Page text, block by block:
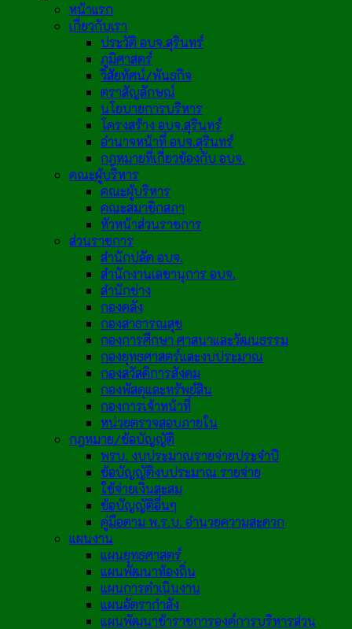
หน้าแรก
เกี่ยวกับเรา
ประวัติ อบจ.สุรินทร์
ภูมิศาสตร์
วิสัยทัศน์/พันธกิจ
ตราสัญลักษณ์
นโยบายการบริหาร
โครงสร้าง อบจ.สุรินทร์
อำนาจหน้าที่ อบจ.สุรินทร์
กฎหมายที่เกี่ยวข้องกับ อบจ.
คณะผู้บริหาร
คณะผู้บริหาร
คณะสมาชิกสภา
หัวหน้าส่วนราชการ
ส่วนราชการ
สำนักปลัด อบจ.
สำนักงานเลขานุการ อบจ.
สำนักช่าง
กองคลัง
กองสาธารณสุข
กองการศึกษา ศาสนาและวัฒนธรรม
กองยุทธศาสตร์และงบประมาณ
กองสวัสดิการสังคม
กองพัสดุและทรัพย์สิน
กองการเจ้าหน้าที่
หน่วยตรวจสอบภายใน
กฎหมาย/ข้อบัญญัติ
พรบ. งบประมาณรายจ่ายประจำปี
ข้อบัญญัติงบประมาณ รายจ่าย
ใช้จ่ายเงินสะสม
ข้อบัญญัติอื่นๆ
คู่มือตาม พ.ร.บ. อำนวยความสะดวก
แผนงาน
แผนยุทธศาสตร์
แผนพัฒนาท้องถิ่น
แผนการดำเนินงาน
แผนอัตรากำลัง
แผนพัฒนาข้าราชการองค์การบริหารส่วน